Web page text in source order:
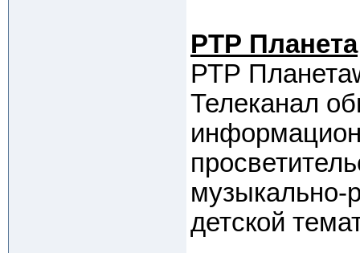
РТР Планета
РТР
Телеканал
музыкально-
детской